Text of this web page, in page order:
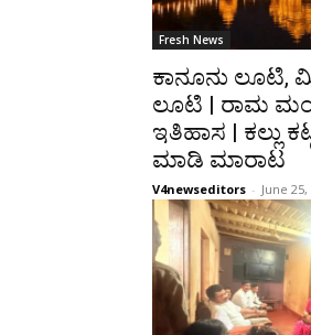
Fresh News
ಕಾನೂನು ಲೂಟಿ,
ಲೂಟಿ | ರಾಮ
ಇತಿಹಾಸ | ಕಲ್ಲು
ಮಾಡಿ ಮಾರಾಟ
V4newseditors - June 25,